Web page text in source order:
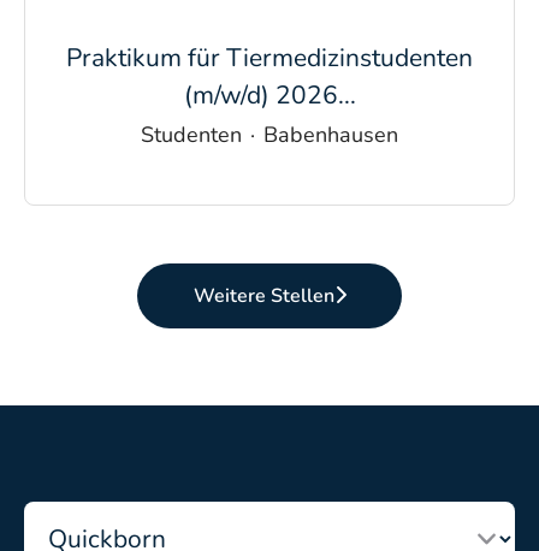
Praktikum für Tiermedizinstudenten
(m/w/d) 2026...
Studenten · Babenhausen
Weitere Stellen